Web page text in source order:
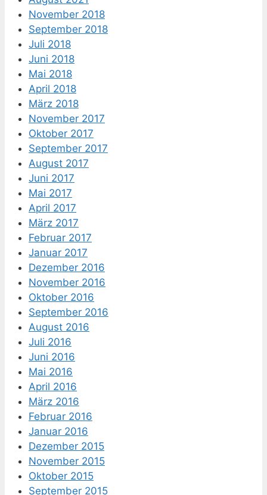
November 2018
September 2018
Juli 2018
Juni 2018
Mai 2018
April 2018
März 2018
November 2017
Oktober 2017
September 2017
August 2017
Juni 2017
Mai 2017
April 2017
März 2017
Februar 2017
Januar 2017
Dezember 2016
November 2016
Oktober 2016
September 2016
August 2016
Juli 2016
Juni 2016
Mai 2016
April 2016
März 2016
Februar 2016
Januar 2016
Dezember 2015
November 2015
Oktober 2015
September 2015